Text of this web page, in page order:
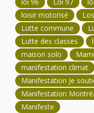
loisir motorisé
Lutte commune
Lutte des classes
maison solo
manifestation climat
Manifestation Je
Manifestation
Manifeste